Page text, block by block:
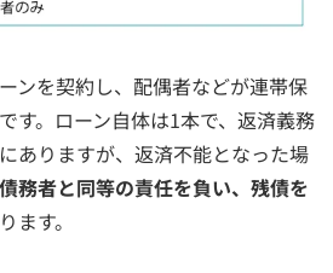
ンを契約し、配偶者などが連帯保
す。ローン自体は1本で、返済義務
ありますが、返済不能となった場
務者と同等の責任を負い、残債を
ます。